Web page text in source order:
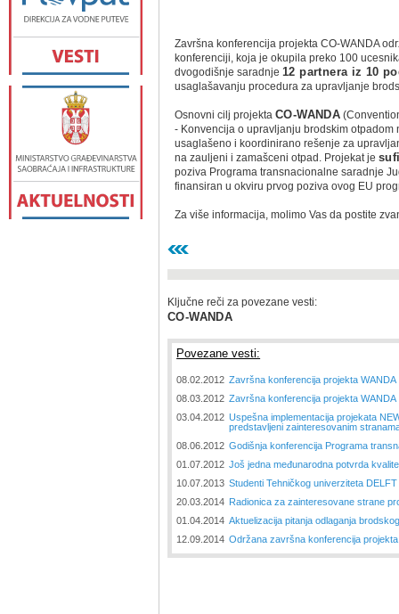
Završna konferencija projekta CO-WANDA
konferenciji, koja je okupila preko 100
dvogodišnje saradnje12 partnera iz 10
usaglašavanju procedura za upravljanje
Osnovni cilj projektaCO-WANDA
- Konvencija o upravljanju brodskim
usaglašeno i koordinirano rešenje za
na zauljeni i zamašceni otpad. Projekat je
poziva Programa transnacionalne saradnje
finansiran u okviru prvog poziva ovog EU
Za više informacija, molimo Vas da postite
Ključne reči za povezane vesti:
CO-WANDA
Povezane vesti:
08.02.2012 Završna konferencija projekta WANDA
08.03.2012 Završna konferencija projekta WANDA
03.04.2012 Uspešna implementacija projekata
predstavljeni zainteresovanim
08.06.2012 Godišnja konferencija Programa
01.07.2012 Još jedna međunarodna potvrda
10.07.2013 Studenti Tehničkog univerziteta
20.03.2014 Radionica za zainteresovane strane
01.04.2014 Aktuelizacija pitanja odlaganja
12.09.2014 Održana završna konferencija